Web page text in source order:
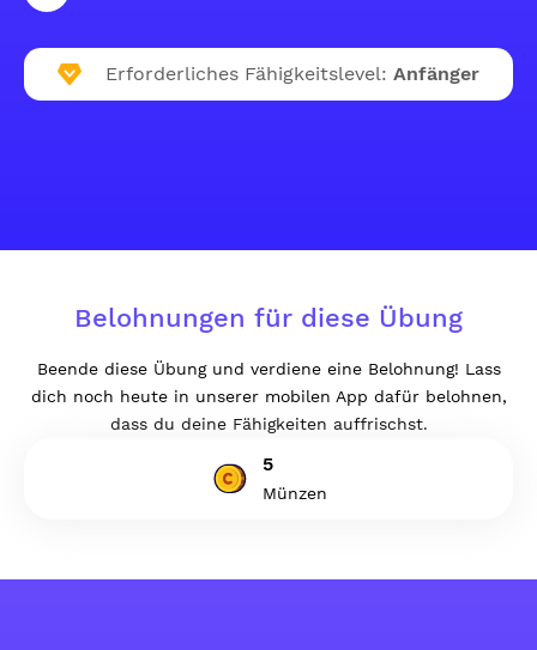
Erforderliches Fähigkeitslevel: Anfänger
Belohnungen für diese Übung
Beende diese Übung und verdiene eine Belohnung! Lass
dich noch heute in unserer mobilen App dafür belohnen,
dass du deine Fähigkeiten auffrischst.
5
Münzen